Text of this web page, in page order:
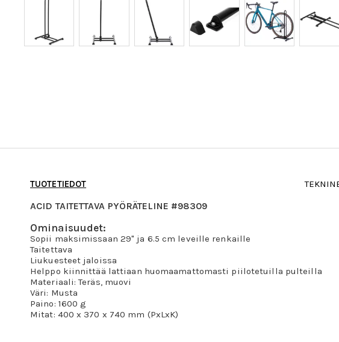
TUOTETIEDOT
ACID TAITETTAVA PYÖRÄTELINE #98309
Ominaisuudet:
Sopii maksimissaan 29" ja 6.5 cm leveille renkaille
Taitettava
Liukuesteet jaloissa
Helppo kiinnittää lattiaan huomaamattomasti piilotetuilla pulteilla
Materiaali: Teräs, muovi
Väri: Musta
Paino: 1600 g
Mitat: 400 x 370 x 740 mm (PxLxK)